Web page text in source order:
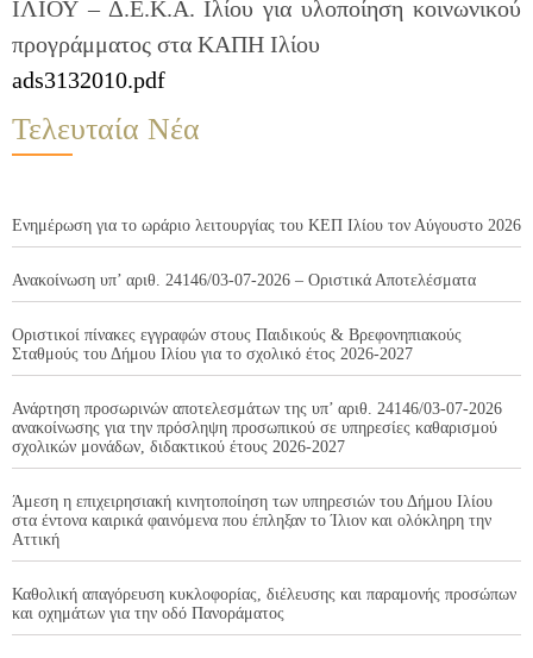
ΙΛΙΟΥ – Δ.Ε.Κ.Α. Ιλίου για υλοποίηση κοινωνικού
προγράμματος στα ΚΑΠΗ Ιλίου
ads3132010.pdf
Τελευταία Νέα
Ενημέρωση για το ωράριο λειτουργίας του ΚΕΠ Ιλίου τον Αύγουστο 2026
Ανακοίνωση υπ’ αριθ. 24146/03-07-2026 – Οριστικά Αποτελέσματα
Οριστικοί πίνακες εγγραφών στους Παιδικούς & Βρεφονηπιακούς
Σταθμούς του Δήμου Ιλίου για το σχολικό έτος 2026-2027
Ανάρτηση προσωρινών αποτελεσμάτων της υπ’ αριθ. 24146/03-07-2026
ανακοίνωσης για την πρόσληψη προσωπικού σε υπηρεσίες καθαρισμού
σχολικών μονάδων, διδακτικού έτους 2026-2027
Άμεση η επιχειρησιακή κινητοποίηση των υπηρεσιών του Δήμου Ιλίου
στα έντονα καιρικά φαινόμενα που έπληξαν το Ίλιον και ολόκληρη την
Αττική
Καθολική απαγόρευση κυκλοφορίας, διέλευσης και παραμονής προσώπων
και οχημάτων για την οδό Πανοράματος